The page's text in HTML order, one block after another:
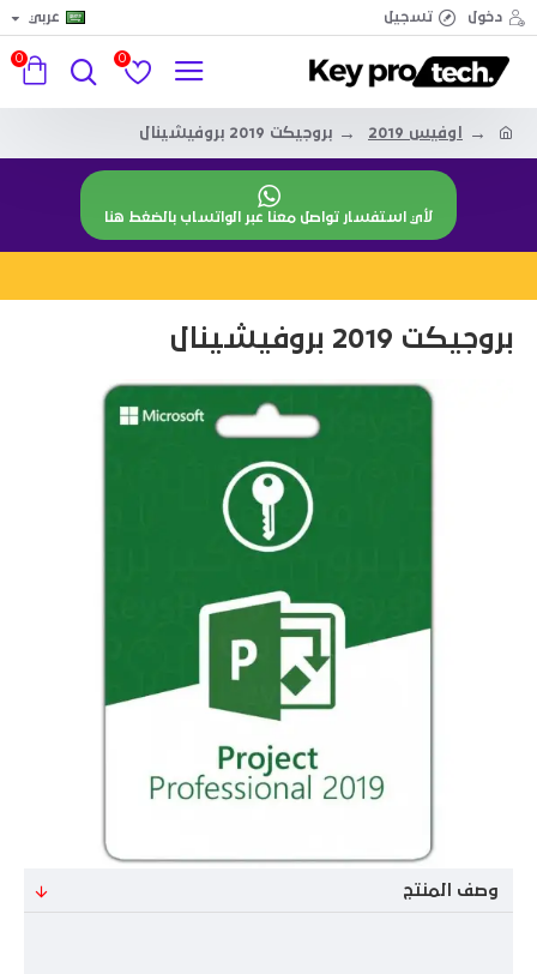
دخول تسجيل عربي
0
0
اوفيس 2019 بروجيكت 2019 بروفيشينال
لأي استفسار تواصل معنا عبر الواتساب بالضغط هنا
بروجيكت 2019 بروفيشينال
وصف المنتج